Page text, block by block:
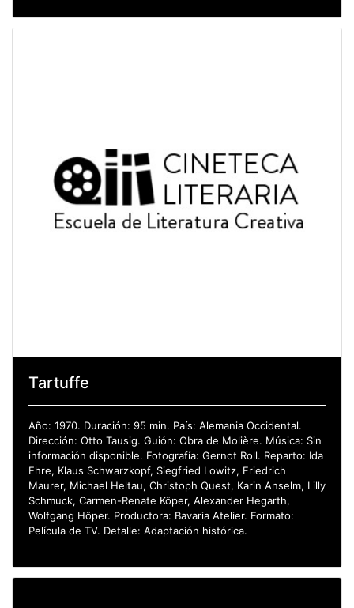
Tartuffe
Año: 1970. Duración: 95 min. País: Alemania Occidental.
Dirección: Otto Tausig. Guión: Obra de Molière. Música: Sin
información disponible. Fotografía: Gernot Roll. Reparto: Ida
Ehre, Klaus Schwarzkopf, Siegfried Lowitz, Friedrich
Maurer, Michael Heltau, Christoph Quest, Karin Anselm, Lilly
Schmuck, Carmen-Renate Köper, Alexander Hegarth,
Wolfgang Höper. Productora: Bavaria Atelier. Formato:
Película de TV. Detalle: Adaptación histórica.